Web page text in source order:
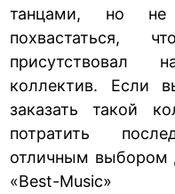
танцами, но
похвастаться,
присутствовал
коллектив. Если
заказать такой
потратить
отличным выбором
«Best-